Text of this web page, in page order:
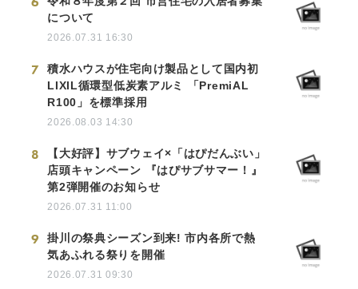
について
2026.07.31 16:30
7
積水ハウスが住宅向け製品として国内初
LIXIL循環型低炭素アルミ 「PremiAL
R100」を標準採用
2026.08.03 14:30
8
【大好評】サブウェイ×「はぴだんぶい」
店頭キャンペーン 『はぴサブサマー！』
第2弾開催のお知らせ
2026.07.31 11:00
9
掛川の祭典シーズン到来! 市内各所で熱
気あふれる祭りを開催
2026.07.31 09:30
English